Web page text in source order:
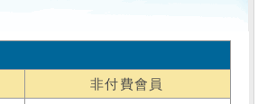
非付費會員